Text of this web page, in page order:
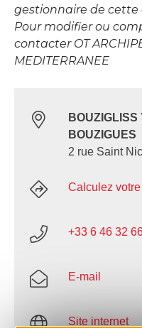
gestionnaire de cette
Pour modifier ou
contacter OT
MEDITERRANEE
BOUZIGUES
2 rue Saint
Calculez
+33 6 46 32
E-mail
Site internet